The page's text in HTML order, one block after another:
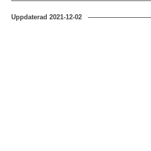
Uppdaterad2021-12-02